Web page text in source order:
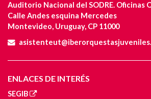
Auditorio Nacional del SODRE. Oficinas
Calle Andes esquina Mercedes
Montevideo, Uruguay, CP 11000
ENLACES DE INTERÉS
SEGIB